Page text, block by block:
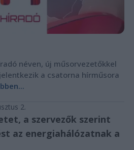
néven, új műsorvezetőkkel
a csatorna hírműsora
2.
a szervezők szerint
az energiahálózatnak a